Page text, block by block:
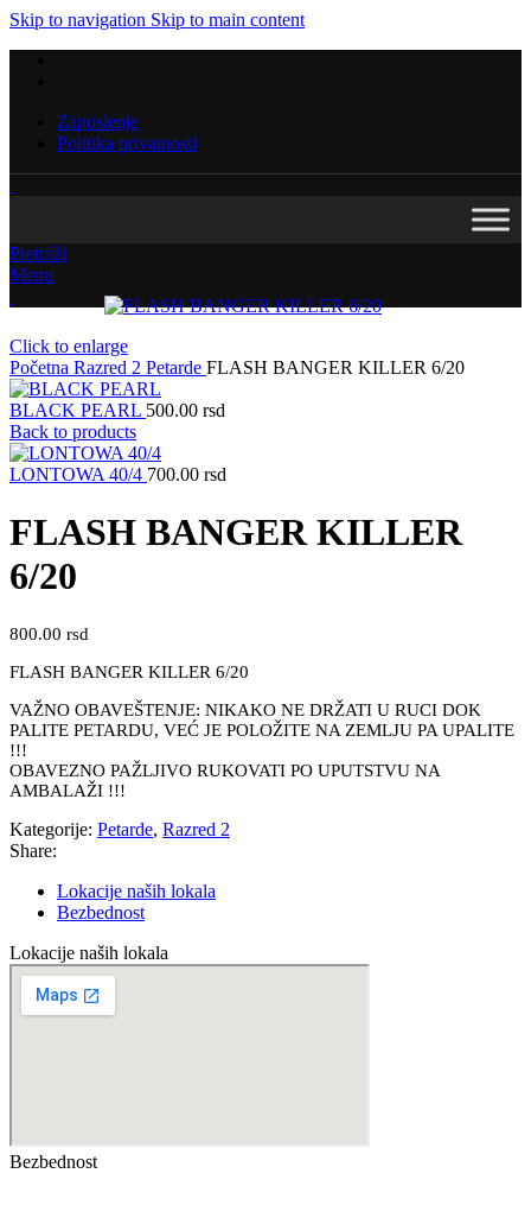
Skip to navigation Skip to main content
Zaposlenje
Politika privatnosti
Pretraži
Menu
Click to enlarge
Početna Razred 2 Petarde FLASH BANGER KILLER 6/20
BLACK PEARL 500.00 rsd
Back to products
LONTOWA 40/4 700.00 rsd
FLASH BANGER KILLER
6/20
800.00 rsd
FLASH BANGER KILLER 6/20
VAŽNO OBAVEŠTENJE: NIKAKO NE DRŽATI U RUCI DOK
PALITE PETARDU, VEĆ JE POLOŽITE NA ZEMLJU PA UPALITE
!!!
OBAVEZNO PAŽLJIVO RUKOVATI PO UPUTSTVU NA
AMBALAŽI !!!
Kategorije: Petarde, Razred 2
Share:
Lokacije naših lokala
Bezbednost
Lokacije naših lokala
Bezbednost